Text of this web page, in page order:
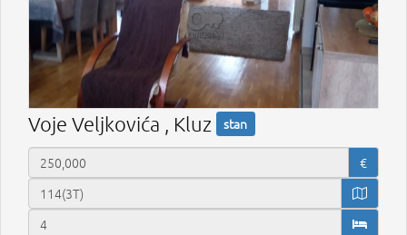
Voje Veljkovića , Kluz stan
€